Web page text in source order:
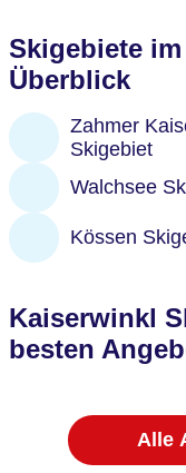
erreichen und
Kurztrips in den
Besonders
dieser Karte
Webcams zeigen
der Region
schon zu Hause
Kaiserwinkl im
denn dort sind
Skigebiete
Überblick
Zahmer
Skigebiet
Walchsee
Kössen
Kaiserwinkl
besten
Alle